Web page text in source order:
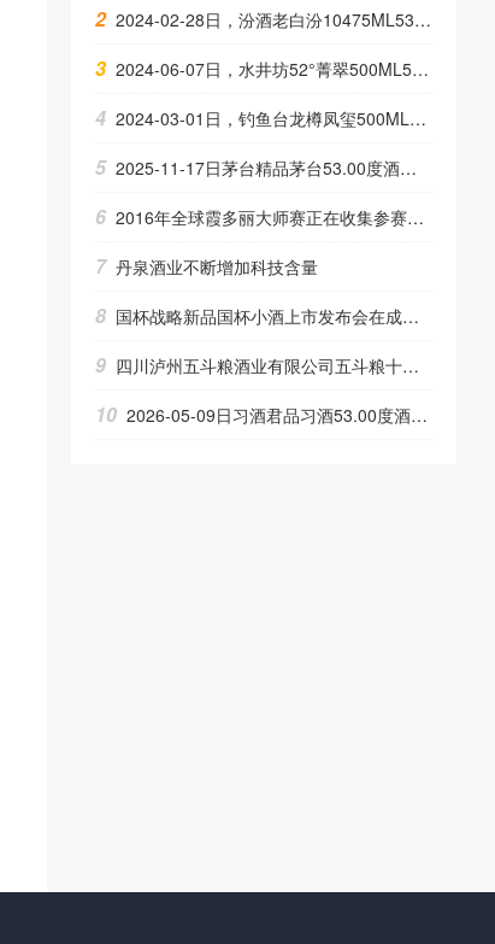
2 2024-02-28日，汾酒老白汾10475ML53.00度酒每瓶的价格是多少呢？
3 2024-06-07日，水井坊52°菁翠500ML52.00度酒每瓶的价格是多少呢？
4 2024-03-01日，钓鱼台龙樽凤玺500ML53.00度酒每瓶的价格是多少呢？
5 2025-11-17日茅台精品茅台53.00度酒价格为2,160一瓶，下跌 30元
6 2016年全球霞多丽大师赛正在收集参赛作品
7 丹泉酒业不断增加科技含量
8 国杯战略新品国杯小酒上市发布会在成都举行
9 四川泸州五斗粮酒业有限公司五斗粮十分香招商
10 2026-05-09日习酒君品习酒53.00度酒价格为605一瓶，上涨 19元